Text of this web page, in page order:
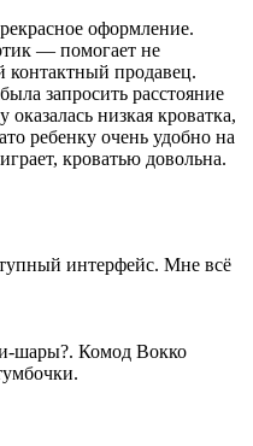
оформление.
— помогает не
контактный продавец.
запросить расстояние
низкая кроватка,
ребенку очень удобно на
кроватью довольна.
интерфейс. Мне всё
шары?. Комод Вокко